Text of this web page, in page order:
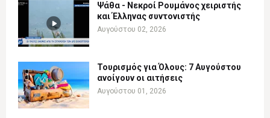
Ψάθα - Νεκροί Ρουμάνος χειριστής
και Έλληνας συντονιστής
Αυγούστου 02, 2026
Τουρισμός για Όλους: 7 Αυγούστου
ανοίγουν οι αιτήσεις
Αυγούστου 01, 2026